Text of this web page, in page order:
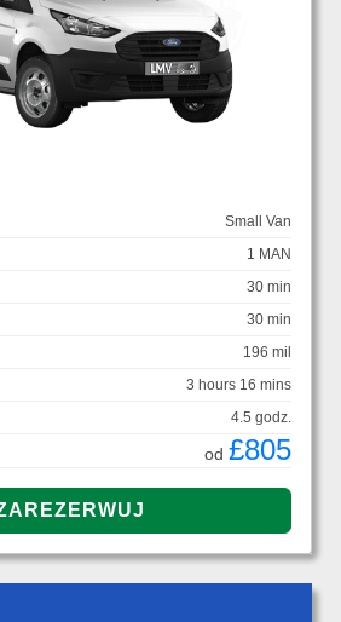
Small Van
1 MAN
30 min
30 min
196 mil
3 hours 16 mins
4.5 godz.
od £805